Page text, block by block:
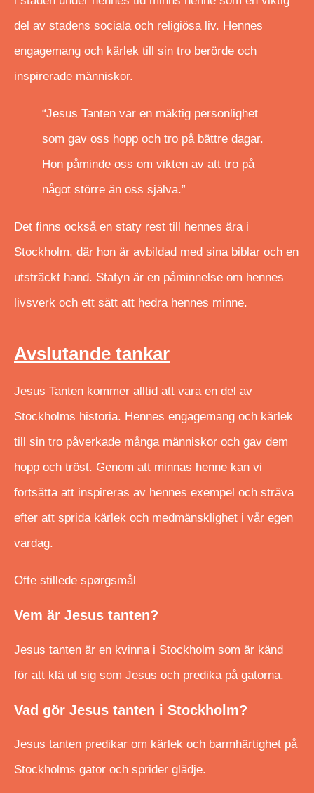
del av stadens sociala och religiösa liv. Hennes
engagemang och kärlek till sin tro berörde och
inspirerade människor.
“Jesus Tanten var en mäktig personlighet
som gav oss hopp och tro på bättre dagar.
Hon påminde oss om vikten av att tro på
något större än oss själva.”
Det finns också en staty rest till hennes ära i
Stockholm, där hon är avbildad med sina biblar och en
utsträckt hand. Statyn är en påminnelse om hennes
livsverk och ett sätt att hedra hennes minne.
Avslutande tankar
Jesus Tanten kommer alltid att vara en del av
Stockholms historia. Hennes engagemang och kärlek
till sin tro påverkade många människor och gav dem
hopp och tröst. Genom att minnas henne kan vi
fortsätta att inspireras av hennes exempel och sträva
efter att sprida kärlek och medmänsklighet i vår egen
vardag.
Ofte stillede spørgsmål
Vem är Jesus tanten?
Jesus tanten är en kvinna i Stockholm som är känd
för att klä ut sig som Jesus och predika på gatorna.
Vad gör Jesus tanten i Stockholm?
Jesus tanten predikar om kärlek och barmhärtighet på
Stockholms gator och sprider glädje.